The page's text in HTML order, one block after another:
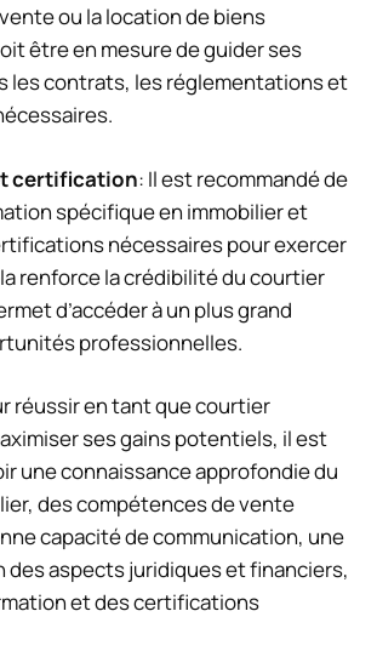
vente ou la location de biens
être en mesure de guider ses
les contrats, les réglementations et
certification: Il est recommandé de
spécifique en immobilier et
nécessaires pour exercer
renforce la crédibilité du courtier
d’accéder à un plus grand
professionnelles.
réussir en tant que courtier
ses gains potentiels, il est
une connaissance approfondie du
des compétences de vente
capacité de communication, une
des aspects juridiques et financiers,
et des certifications